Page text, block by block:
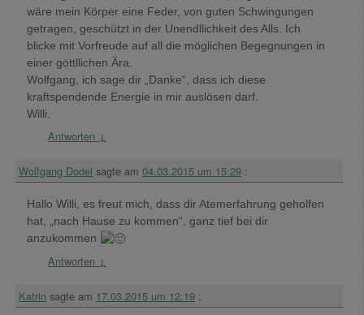
wäre mein Körper eine Feder, von guten Schwingungen
getragen, geschützt in der Unendllichkeit des Alls. Ich
blicke mit Vorfreude auf all die möglichen Begegnungen in
einer göttllichen Ära.
Wolfgang, ich sage dir „Danke“, dass ich diese
kraftspendende Energie in mir auslösen darf.
Willi.
Antworten ↓
Wolfgang Dodel sagte am 04.03.2015 um 15:29 :
Hallo Willi, es freut mich, dass dir Atemerfahrung geholfen
hat, „nach Hause zu kommen“, ganz tief bei dir
anzukommen
Antworten ↓
Katrin sagte am 17.03.2015 um 12:19 :